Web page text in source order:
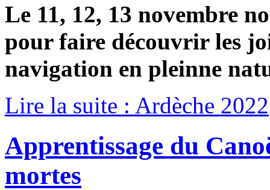
Le 11, 12, 13 novembre
pour faire découvrir les
navigation en pleinne
Lire la suite : Ardèche 2022
Apprentissage du
mortes